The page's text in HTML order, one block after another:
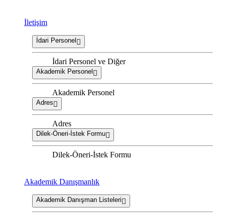
İletişim
İdari Personel
İdari Personel ve Diğer
Akademik Personel
Akademik Personel
Adres
Adres
Dilek-Öneri-İstek Formu
Dilek-Öneri-İstek Formu
Akademik Danışmanlık
Akademik Danışman Listeleri